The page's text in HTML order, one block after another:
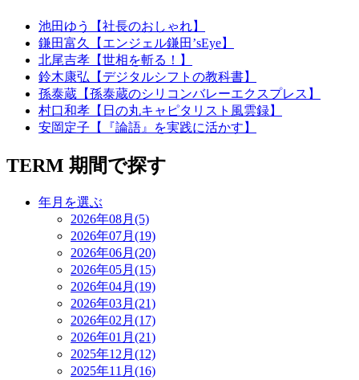
池田ゆう【社長のおしゃれ】
鎌田富久【エンジェル鎌田’sEye】
北尾吉孝【世相を斬る！】
鈴木康弘【デジタルシフトの教科書】
孫泰蔵【孫泰蔵のシリコンバレーエクスプレス】
村口和孝【日の丸キャピタリスト風雲録】
安岡定子【『論語』を実践に活かす】
TERM 期間で探す
年月を選ぶ
2026年08月(5)
2026年07月(19)
2026年06月(20)
2026年05月(15)
2026年04月(19)
2026年03月(21)
2026年02月(17)
2026年01月(21)
2025年12月(12)
2025年11月(16)